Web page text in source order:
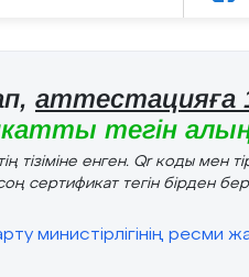
аттестацияға
тегін
тізіміне енген. Qr коды мен
сертификат тегін бірден
министірлігінің ресми